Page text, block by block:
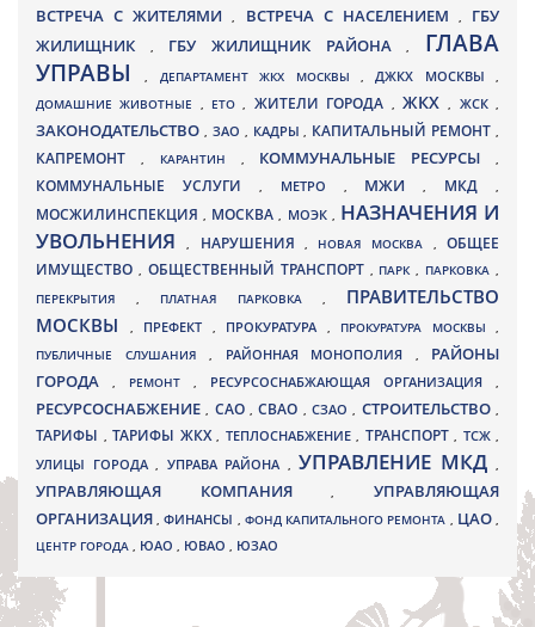
ВСТРЕЧА С ЖИТЕЛЯМИ, ВСТРЕЧА С НАСЕЛЕНИЕМ , ГБУ
ЖИЛИЩНИК
, ГБУ ЖИЛИЩНИК РАЙОНА, ГЛАВА
УПРАВЫ, ДЕПАРТАМЕНТ ЖКХ МОСКВЫ ,ДЖКХ МОСКВЫ ,
ДОМАШНИЕ ЖИВОТНЫЕ , ЕТО, ЖИТЕЛИ ГОРОДА , ЖКХ, ЖСК,
ЗАКОНОДАТЕЛЬСТВО , ЗАО , КАДРЫ, КАПИТАЛЬНЫЙ РЕМОНТ ,
КАПРЕМОНТ , КАРАНТИН , КОММУНАЛЬНЫЕ РЕСУРСЫ,
КОММУНАЛЬНЫЕ УСЛУГИ , МЕТРО , МЖИ, МКД ,
МОСЖИЛИНСПЕКЦИЯ, МОСКВА , МОЭК , НАЗНАЧЕНИЯ И
УВОЛЬНЕНИЯ, НАРУШЕНИЯ , НОВАЯ МОСКВА ,ОБЩЕЕ
ИМУЩЕСТВО , ОБЩЕСТВЕННЫЙ ТРАНСПОРТ , ПАРК, ПАРКОВКА ,
ПЕРЕКРЫТИЯ , ПЛАТНАЯ ПАРКОВКА , ПРАВИТЕЛЬСТВО
МОСКВЫ
, ПРЕФЕКТ , ПРОКУРАТУРА , ПРОКУРАТУРА МОСКВЫ ,
ПУБЛИЧНЫЕ СЛУШАНИЯ , РАЙОННАЯ МОНОПОЛИЯ , РАЙОНЫ
ГОРОДА
, РЕМОНТ , РЕСУРСОСНАБЖАЮЩАЯ ОРГАНИЗАЦИЯ ,
РЕСУРСОСНАБЖЕНИЕ, САО,СВАО ,СЗАО, СТРОИТЕЛЬСТВО,
ТАРИФЫ , ТАРИФЫ ЖКХ , ТЕПЛОСНАБЖЕНИЕ , ТРАНСПОРТ , ТСЖ ,
УЛИЦЫ ГОРОДА , УПРАВА РАЙОНА , УПРАВЛЕНИЕ МКД ,
УПРАВЛЯЮЩАЯ КОМПАНИЯ,УПРАВЛЯЮЩАЯ
ОРГАНИЗАЦИЯ,ФИНАНСЫ , ФОНД КАПИТАЛЬНОГО РЕМОНТА , ЦАО,
ЦЕНТР ГОРОДА , ЮАО , ЮВАО , ЮЗАО